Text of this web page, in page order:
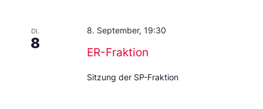
DI.
8
ER-Fraktion
8. September, 19:30
Sitzung der SP-Fraktion